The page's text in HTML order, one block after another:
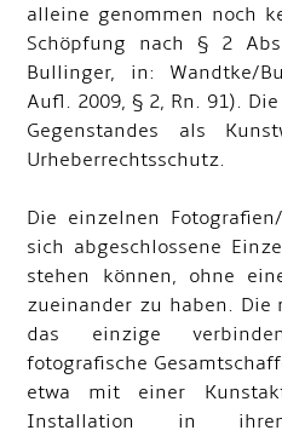
alleine genommen noch
Schöpfung nach § 2
Bullinger, in: Wandtke/
Aufl. 2009, § 2, Rn. 91).
Gegenstandes als
Urheberrechtsschutz.
Die einzelnen
sich abgeschlossene
stehen können, ohne
zueinander zu haben. Die
das einzige
fotografische
etwa mit einer
Installation in ihren